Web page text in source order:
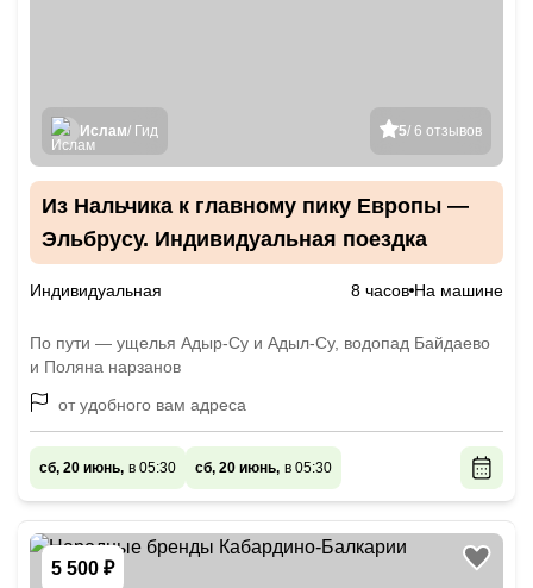
5/ 6 отзывов
Ислам/ Гид
Из Нальчика к главному пику Европы —
Эльбрусу. Индивидуальная поездка
Индивидуальная 8 часов На машине
По пути — ущелья Адыр-Су и Адыл-Су, водопад Байдаево
и Поляна нарзанов
от удобного вам адреса
сб, 20 июнь, в 05:30 сб, 20 июнь, в 05:30
5 500 ₽